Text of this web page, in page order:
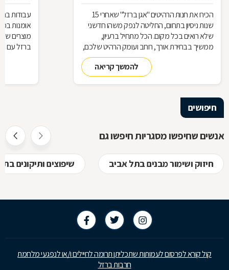
הכירו את חנות הרהיטים ''אגן ברזל'' שאחרי 15
שנות ניסיון בתחום, החליטה לנפק משהו חדשני
שלא רואים בכל מקום. הכל מתחיל ברעיון,
ממשיך בבחירת אורך, רוחב ועומק הרהיט שלכם,
ממשיך בייצור מקורי ממיטב חומרי הגלם ומסתיים
ביצירת הפתרון המרשים והמעשי ביותר עבורכם
להמשך קריאה
עבודות
אומנות
מוצרים
ברזל עם
חיפושים
אנשים שחיפשו מסגריות חיפשו גם
חיזוק ושימור מבנים בתל אביב שיפוצים ותיקונים
קול קורא לפרסום לעמותות שתכליתן תרומה לחיילים ו/או לנפגעי מלחמת
חרבות ברזל